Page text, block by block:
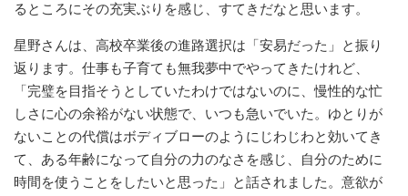
るところにその充実ぶりを感じ、すてきだなと思います。
星野さんは、高校卒業後の進路選択は「安易だった」と振り
返ります。仕事も子育ても無我夢中でやってきたけれど、
「完璧を目指そうとしていたわけではないのに、慢性的な忙
しさに心の余裕がない状態で、いつも急いでいた。ゆとりが
ないことの代償はボディブローのようにじわじわと効いてき
て、ある年齢になって自分の力のなさを感じ、自分のために
時間を使うことをしたいと思った」と話されました。意欲が